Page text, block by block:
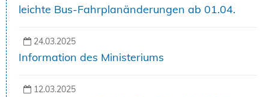
leichte Bus-Fahrplanänderungen ab 01.04.
24.03.2025
Information des Ministeriums
12.03.2025